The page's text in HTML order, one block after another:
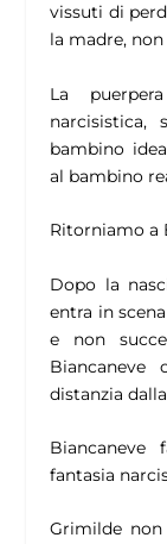
vissuti di
la madre,
La
narcisistica,
bambino
al bambino
Ritorniamo a
Dopo la
entra in
e non
distanzia
fantasia
Grimilde